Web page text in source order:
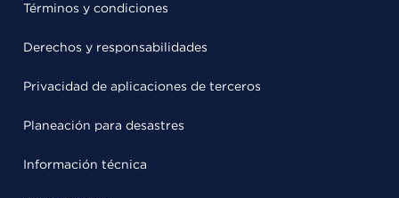
Términos y condiciones
Derechos y responsabilidades
Privacidad de aplicaciones de terceros
Planeación para desastres
Información técnica